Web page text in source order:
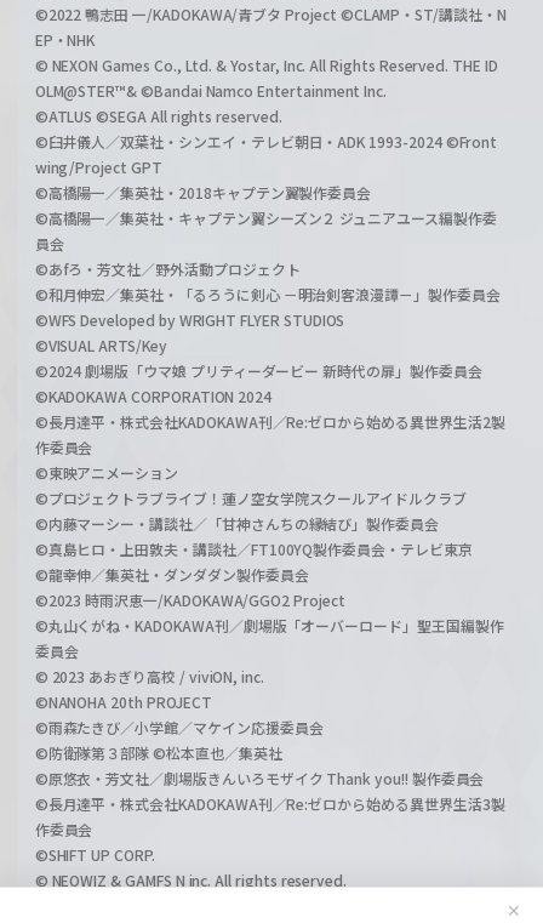
✕
©2022 鴨志田 一/KADOKAWA/青ブタ Project ©CLAMP・ST/講談社・N
EP・NHK
© NEXON Games Co., Ltd. & Yostar, Inc. All Rights Reserved. THE ID
OLM@STER™& ©Bandai Namco Entertainment Inc.
©ATLUS ©SEGA All rights reserved.
©臼井儀人／双葉社・シンエイ・テレビ朝日・ADK 1993-2024 ©Front
wing/Project GPT
©高橋陽一／集英社・2018キャプテン翼製作委員会
©高橋陽一／集英社・キャプテン翼シーズン２ ジュニアユース編製作委
員会
©あfろ・芳文社／野外活動プロジェクト
©和月伸宏／集英社・「るろうに剣心 －明治剣客浪漫譚－」製作委員会
©WFS Developed by WRIGHT FLYER STUDIOS
©VISUAL ARTS/Key
©2024 劇場版「ウマ娘 プリティーダービー 新時代の扉」製作委員会
©KADOKAWA CORPORATION 2024
©長月達平・株式会社KADOKAWA刊／Re:ゼロから始める異世界生活2製
作委員会
©東映アニメーション
©プロジェクトラブライブ！蓮ノ空女学院スクールアイドルクラブ
©内藤マーシー・講談社／「甘神さんちの縁結び」製作委員会
©真島ヒロ・上田敦夫・講談社／FT100YQ製作委員会・テレビ東京
©龍幸伸／集英社・ダンダダン製作委員会
©2023 時雨沢恵一/KADOKAWA/GGO2 Project
©丸山くがね・KADOKAWA刊／劇場版「オーバーロード」聖王国編製作
委員会
© 2023 あおぎり高校 / viviON, inc.
©NANOHA 20th PROJECT
©雨森たきび／小学館／マケイン応援委員会
©防衛隊第３部隊 ©松本直也／集英社
©原悠衣・芳文社／劇場版きんいろモザイク Thank you!! 製作委員会
©長月達平・株式会社KADOKAWA刊／Re:ゼロから始める異世界生活3製
作委員会
©SHIFT UP CORP.
© NEOWIZ & GAMFS N inc. All rights reserved.